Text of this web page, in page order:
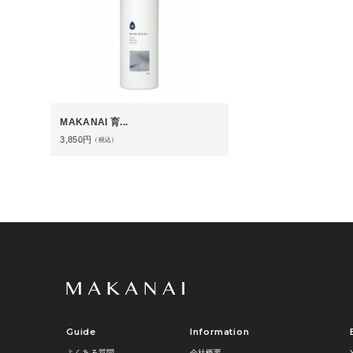
MAKANAI 育...
3,850円 （税込）
Guide Information